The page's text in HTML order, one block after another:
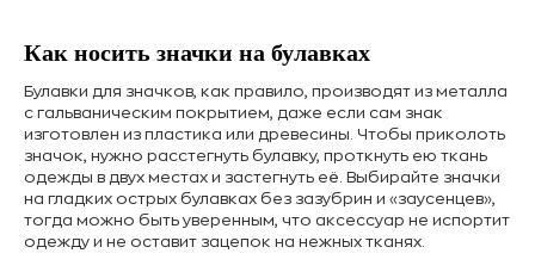
Как носить значки на булавках
Булавки для значков, как правило, производят из металла
с гальваническим покрытием, даже если сам знак
изготовлен из пластика или древесины. Чтобы приколоть
значок, нужно расстегнуть булавку, проткнуть ею ткань
одежды в двух местах и застегнуть её. Выбирайте значки
на гладких острых булавках без зазубрин и «заусенцев»,
тогда можно быть уверенным, что аксессуар не испортит
одежду и не оставит зацепок на нежных тканях.